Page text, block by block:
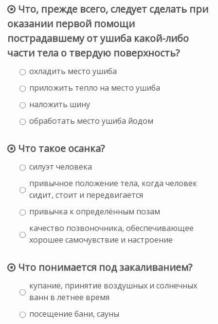
Что, прежде всего, следует сделать при
оказании первой помощи
пострадавшему от ушиба какой-либо
части тела о твердую поверхность?
охладить место ушиба
приложить тепло на место ушиба
наложить шину
обработать место ушиба йодом
Что такое осанка?
силуэт человека
привычное положение тела, когда человек
сидит, стоит и передвигается
привычка к определённым позам
качество позвоночника, обеспечивающее
хорошее самочувствие и настроение
Что понимается под закаливанием?
купание, принятие воздушных и солнечных
ванн в летнее время
посещение бани, сауны